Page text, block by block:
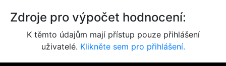
Zdroje pro výpočet hodnocení:
K těmto údajům mají přístup pouze přihlášení
uživatelé. Klikněte sem pro přihlášení.